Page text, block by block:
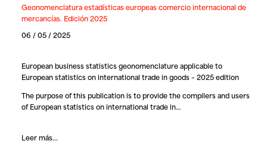
Geonomenclatura estadísticas europeas comercio internacional de
mercancías. Edición 2025
06 / 05 / 2025
European business statistics geonomenclature applicable to
European statistics on international trade in goods – 2025 edition
The purpose of this publication is to provide the compilers and users
of European statistics on international trade in…
Leer más...